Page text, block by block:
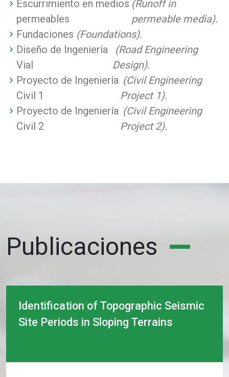
Escurrimiento en medios
permeables
(Runoff in
permeable media).
Fundaciones (Foundations).
Diseño de Ingeniería
Vial
(Road Engineering
Design).
Proyecto de Ingeniería
Civil 1
(Civil Engineering
Project 1).
Proyecto de Ingeniería
Civil 2
(Civil Engineering
Project 2).
Publicaciones
Identification of Topographic Seismic
Site Periods in Sloping Terrains